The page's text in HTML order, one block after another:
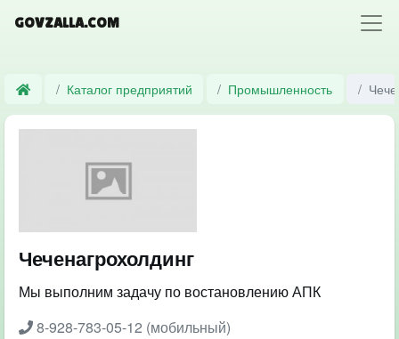
GOVZALLA.COM
Каталог предприятий Промышленность
Чеченагрохолдинг
Мы выполним задачу по востановлению АПК
8-928-783-05-12 (мобильный)